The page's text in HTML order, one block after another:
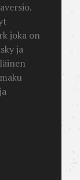
joka on
ja